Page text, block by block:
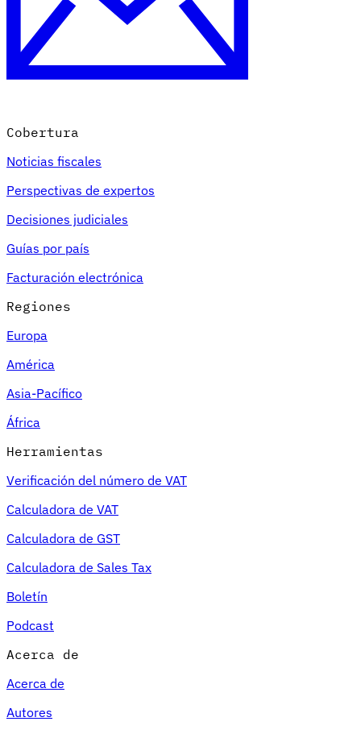
Cobertura
Noticias fiscales
Perspectivas de expertos
Decisiones judiciales
Guías por país
Facturación electrónica
Regiones
Europa
América
Asia-Pacífico
África
Herramientas
Verificación del número de VAT
Calculadora de VAT
Calculadora de GST
Calculadora de Sales Tax
Boletín
Podcast
Acerca de
Acerca de
Autores